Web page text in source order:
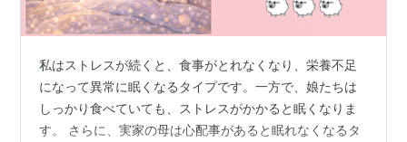
私はストレスが続くと、食事がとれなくなり、栄養不足
になって異常に眠くなるタイプです。一方で、娘たちは
しっかり食べていても、ストレスがかかると眠くなりま
す。 さらに、実家の母は心配事があると眠れなくなるタ